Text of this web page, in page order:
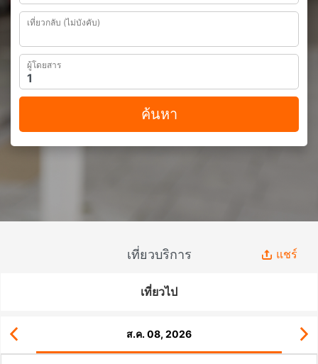
เที่ยวกลับ (ไม่บังคับ)
ผู้โดยสาร
ค้นหา
เที่ยวบริการ แชร์
เที่ยวไป
ส.ค. 08, 2026